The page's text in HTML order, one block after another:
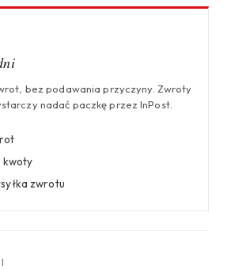
bez podawania przyczyny. Zwroty
nadać paczkę przez InPost.
kwoty
zwrotu